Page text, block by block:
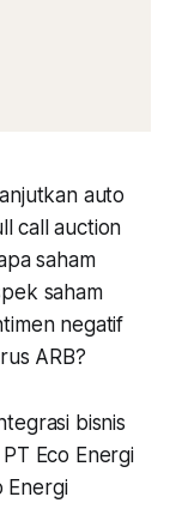
auto
call auction
saham
saham
negatif
ARB?
bisnis
Eco Energi
Energi